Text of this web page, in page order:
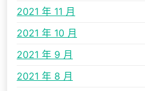
2021 年 11 月
2021 年 10 月
2021 年 9 月
2021 年 8 月